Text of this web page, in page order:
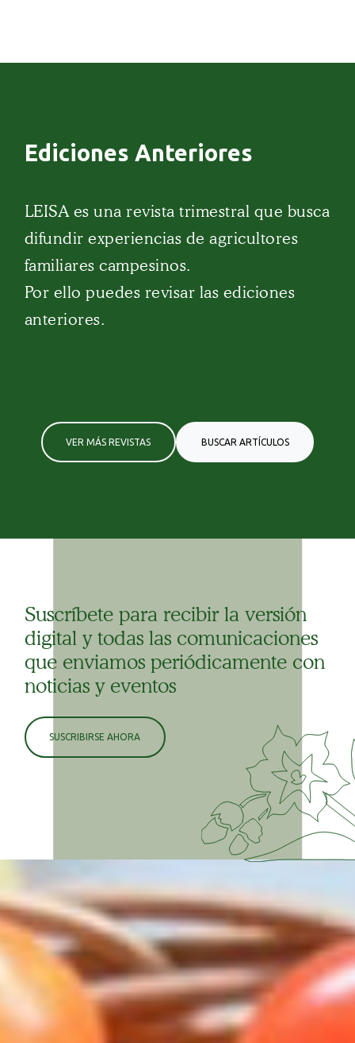
Ediciones Anteriores
LEISA es una revista trimestral que busca
difundir experiencias de agricultores
familiares campesinos.
Por ello puedes revisar las ediciones
anteriores.
VER MÁS REVISTAS BUSCAR ARTÍCULOS
Suscríbete para recibir la versión
digital y todas las comunicaciones
que enviamos periódicamente con
noticias y eventos
SUSCRIBIRSE AHORA